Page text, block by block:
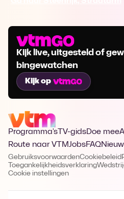
Kijk live, uitgesteld of
bingewatchen
Kijk op
Programma's TV-gidsDoe mee
Route naar VTMJobsFAQ
GebruiksvoorwaardenCookiebeleid
Toegankelijkheidsverklaring
Cookie instellingen